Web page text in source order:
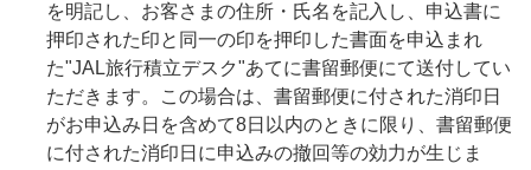
を明記し、お客さまの住所・氏名を記入し、申込書に
押印された印と同一の印を押印した書面を申込まれ
た"JAL旅行積立デスク"あてに書留郵便にて送付してい
ただきます。この場合は、書留郵便に付された消印日
がお申込み日を含めて8日以内のときに限り、書留郵便
に付された消印日に申込みの撤回等の効力が生じま